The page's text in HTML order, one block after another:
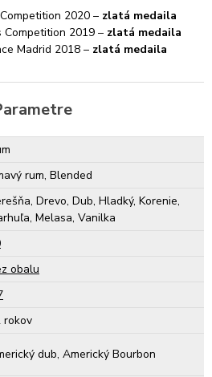
2020 – zlatá medaila
2019 – zlatá medaila
Madrid 2018 – zlatá medaila
rum, Blended
Drevo, Dub, Hladký, Korenie,
Melasa, Vanilka
obalu
rokov
dub, Americký Bourbon